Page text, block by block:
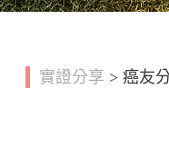
實證分享 > 癌友